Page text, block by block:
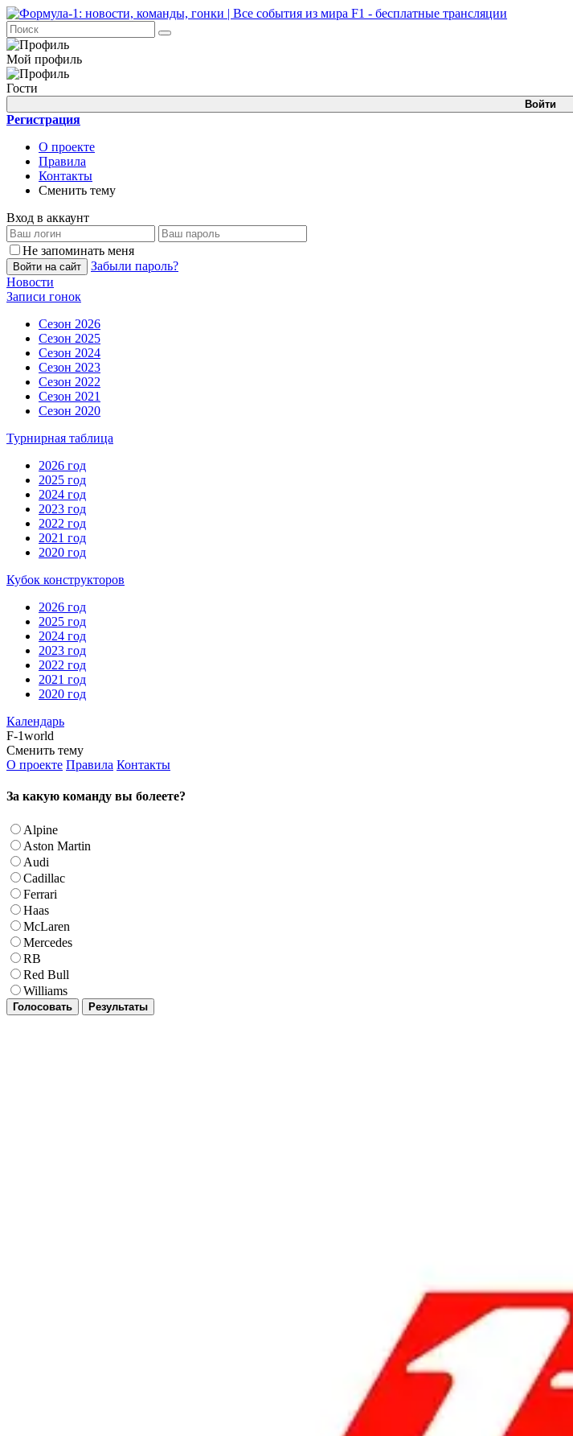
Мой профиль
Гости
Войти
Регистрация
О проекте
Правила
Контакты
Сменить тему
Вход в аккаунт
Не запоминать меня
Войти на сайт
Забыли пароль?
Новости
Записи гонок
Сезон 2026
Сезон 2025
Сезон 2024
Сезон 2023
Сезон 2022
Сезон 2021
Сезон 2020
Турнирная таблица
2026 год
2025 год
2024 год
2023 год
2022 год
2021 год
2020 год
Кубок конструкторов
2026 год
2025 год
2024 год
2023 год
2022 год
2021 год
2020 год
Календарь
F-1world
Сменить тему
О проекте Правила Контакты
За какую команду вы болеете?
Alpine
Aston Martin
Audi
Cadillac
Ferrari
Haas
McLaren
Mercedes
RB
Red Bull
Williams
Голосовать Результаты